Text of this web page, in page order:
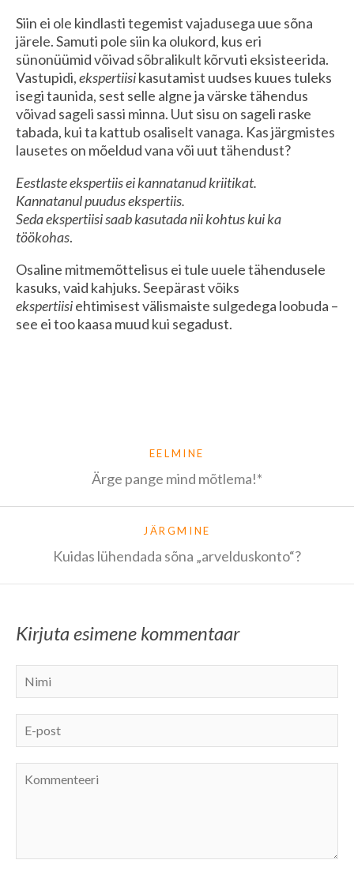
Siin ei ole kindlasti tegemist vajadusega uue sõna
järele. Samuti pole siin ka olukord, kus eri
sünonüümid võivad sõbralikult kõrvuti eksisteerida.
Vastupidi,ekspertiisikasutamist uudses kuues tuleks
isegi taunida, sest selle algne ja värske tähendus
võivad sageli sassi minna. Uut sisu on sageli raske
tabada, kui ta kattub osaliselt vanaga. Kas järgmistes
lausetes on mõeldud vana või uut tähendust?
Eestlaste ekspertiis ei kannatanud kriitikat.
Kannatanul puudus ekspertiis.
Seda ekspertiisi saab kasutada nii kohtus kui ka
töökohas.
Osaline mitmemõttelisus ei tule uuele tähendusele
kasuks, vaid kahjuks. Seepärast võiks
ekspertiisiehtimisest välismaiste sulgedega loobuda –
see ei too kaasa muud kui segadust.
EELMINE
Ärge pange mind mõtlema!*
JÄRGMINE
Kuidas lühendada sõna „arvelduskonto“?
Kirjuta esimene kommentaar